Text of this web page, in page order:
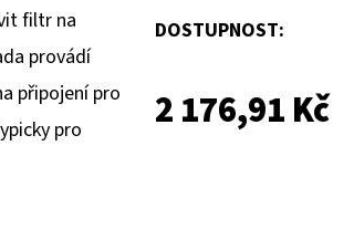
filtr na
provádí
připojení pro
pro
DOSTUPNOST:
2 176,91 Kč